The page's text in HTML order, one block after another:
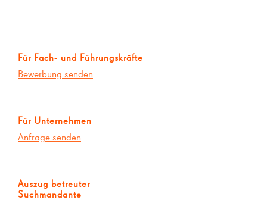
Für Fach- und Führungskräfte
Bewerbung senden
Für Unternehmen
Anfrage senden
Auszug betreuter
Suchmandante